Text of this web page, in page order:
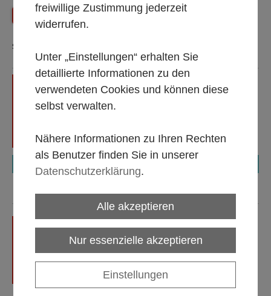
Shop Startseite
Sortierung:
Loungetisch, Serie
"Esterno", mit LED-
Endreinigung ggf. nach
Aufwand
Loungesitz, Serie "Esterno",
Sitzkissen
Alle Mietpreise gültig 1 bis 5
Endreinigung ggf. nach
Aufwand
freiwillige Zustimmung jederzeit
widerrufen.
Unter „Einstellungen“ erhalten Sie
detaillierte Informationen zu den
verwendeten Cookies und können diese
selbst verwalten.
Nähere Informationen zu Ihren Rechten
als Benutzer finden Sie in unserer
Datenschutzerklärung.
Alle akzeptieren
Nur essenzielle akzeptieren
Einstellungen